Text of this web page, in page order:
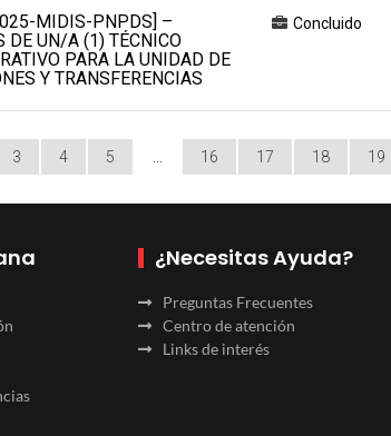
MIDIS-PNPDS] –
DE UN/A (1) TÉCNICO
PARA LA UNIDAD DE
Y TRANSFERENCIAS
Concluido
3 4 5 16 17 18 19
¿Necesitas Ayuda?
Preguntas Frecuentes
Centro de atención
Links de interés